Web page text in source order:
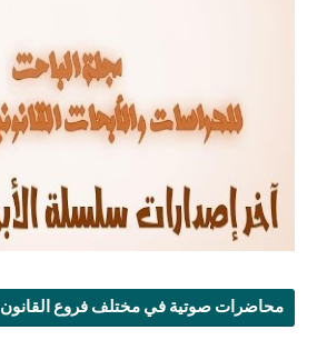
محاضرات صوتية في مختلف فروع القانون